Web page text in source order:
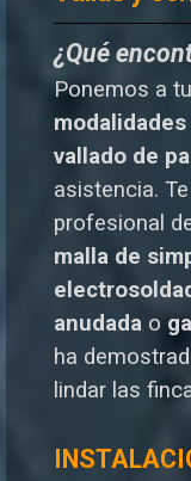
¿Qué
Ponemos a
modalidades
vallado de
asistencia.
profesional
malla de
anudada o
ha
lindar las